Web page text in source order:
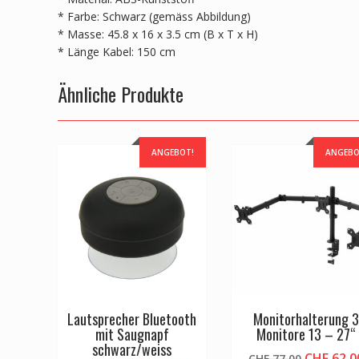
* Farbe: Schwarz (gemäss Abbildung)
* Masse: 45.8 x 16 x 3.5 cm (B x T x H)
* Länge Kabel: 150 cm
Ähnliche Produkte
ANGEBOT!
Lautsprecher Bluetooth
mit Saugnapf
schwarz/weiss
Monitorhalterung 3
Monitore 13 – 27“